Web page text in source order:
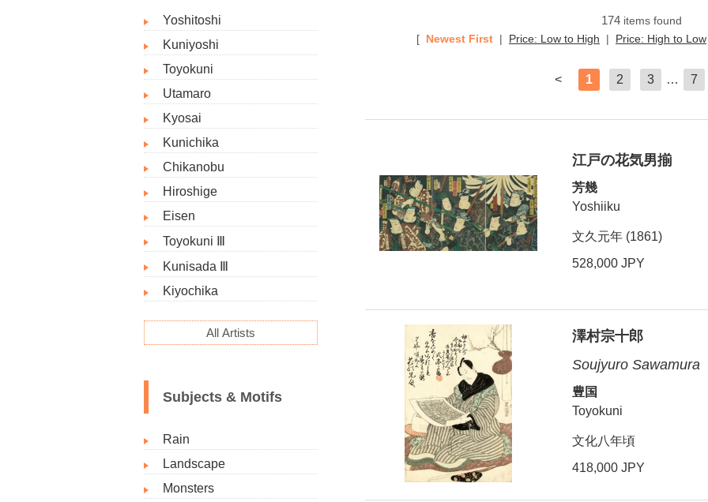
174 items found
[ Newest First | Price: Low to High | Price: High to Low
< 1 2 3 … 7
江戸の花気男揃
芳幾
Yoshiiku
文久元年 (1861)
528,000 JPY
澤村宗十郎
Soujyuro Sawamura
豊国
Toyokuni
文化八年頃
418,000 JPY
Yoshitoshi
Kuniyoshi
Toyokuni
Utamaro
Kyosai
Kunichika
Chikanobu
Hiroshige
Eisen
Toyokuni Ⅲ
Kunisada Ⅲ
Kiyochika
All Artists
Subjects & Motifs
Rain
Landscape
Monsters